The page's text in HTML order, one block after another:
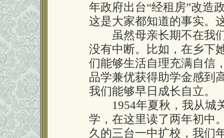
年政府出台“经租房”改造
这是大家都知道的事实。
虽然母亲长期不在我们
没有中断。比如，在乡下
们能够生活自理充满自信
品学兼优获得助学金感到
我们能够早日成长自立。
1954年夏秋，我从城
学，在这里读了两年初中
久的三台一中扩校，我们